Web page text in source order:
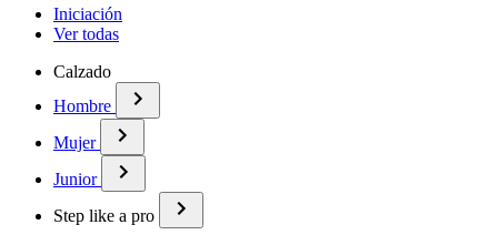
Iniciación
Ver todas
Calzado
Hombre
Mujer
Junior
Step like a pro